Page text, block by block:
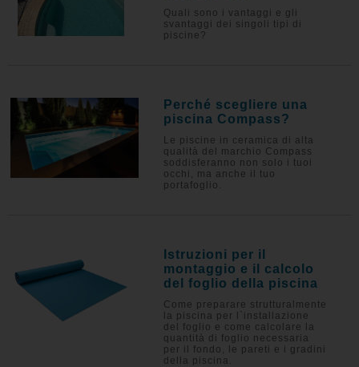
Quali sono i vantaggi e gli
svantaggi dei singoli tipi di
piscine?
Perché scegliere una
piscina Compass?
Le piscine in ceramica di alta
qualità del marchio Compass
soddisferanno non solo i tuoi
occhi, ma anche il tuo
portafoglio.
Istruzioni per il
montaggio e il calcolo
del foglio della piscina
Come preparare strutturalmente
la piscina per l`installazione
del foglio e come calcolare la
quantità di foglio necessaria
per il fondo, le pareti e i gradini
della piscina.